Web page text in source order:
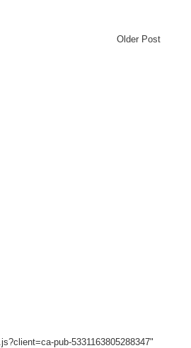
Older Post
pub-5331163805288347"